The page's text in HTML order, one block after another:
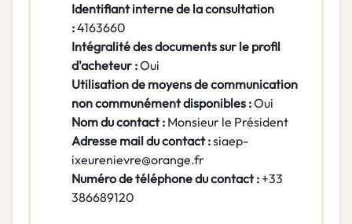
Identifiant interne de la consultation
:4163660
Intégralité des documents sur le profil
d'acheteur :Oui
Utilisation de moyens de communication
non communément disponibles :Oui
Nom du contact : Monsieur le Président
Adresse mail du contact :siaep-
ixeurenievre@orange.fr
Numéro de téléphone du contact : +33
386689120